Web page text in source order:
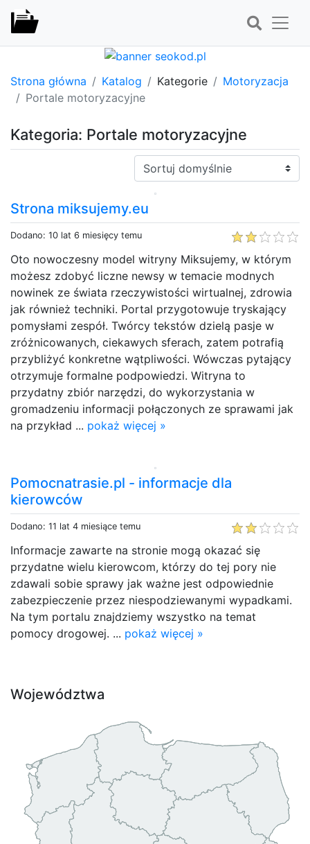
Strona główna Katalog Kategorie
Motoryzacja
Portale motoryzacyjne
Kategoria: Portale motoryzacyjne
Sortuj:
Strona miksujemy.eu
Dodano: 10 lat 6 miesięcy temu
Oto nowoczesny model witryny Miksujemy, w którym
możesz zdobyć liczne newsy w temacie modnych
nowinek ze świata rzeczywistości wirtualnej, zdrowia
jak również techniki. Portal przygotowuje tryskający
pomysłami zespół. Twórcy tekstów dzielą pasje w
zróżnicowanych, ciekawych sferach, zatem potrafią
przybliżyć konkretne wątpliwości. Wówczas pytający
otrzymuje formalne podpowiedzi. Witryna to
przydatny zbiór narzędzi, do wykorzystania w
gromadzeniu informacji połączonych ze sprawami jak
na przykład ... pokaż więcej »
Pomocnatrasie.pl - informacje dla
kierowców
Dodano: 11 lat 4 miesiące temu
Informacje zawarte na stronie mogą okazać się
przydatne wielu kierowcom, którzy do tej pory nie
zdawali sobie sprawy jak ważne jest odpowiednie
zabezpieczenie przez niespodziewanymi wypadkami.
Na tym portalu znajdziemy wszystko na temat
pomocy drogowej. ... pokaż więcej »
Województwa